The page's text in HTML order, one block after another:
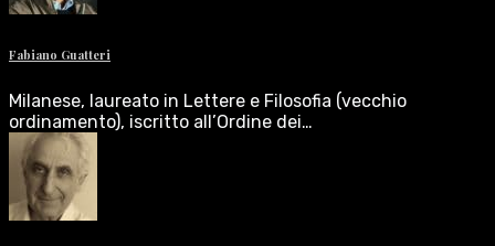
Fabiano Guatteri
Milanese, laureato in Lettere e Filosofia (vecchio
ordinamento), iscritto all’Ordine dei…